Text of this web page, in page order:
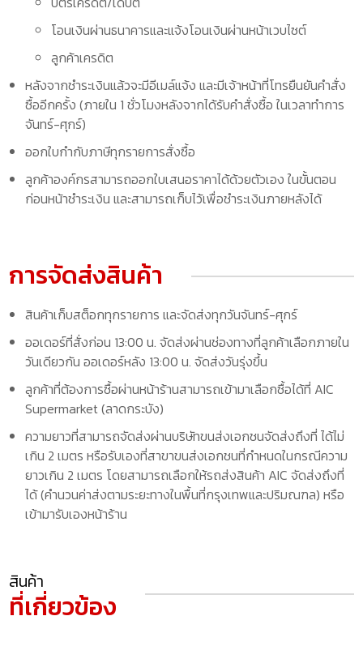
โอนเงินผ่านธนาคารและแจ้งโอนเงินผ่านหน้าเวบไซต์
ลูกค้าเครดิต
หลังจากชำระเงินแล้วจะมีอีเมล์แจ้ง และมีเจ้าหน้าที่โทรยืนยันคำสั่ง
ซื้ออีกครั้ง (ภายใน 1 ชั่วโมงหลังจากได้รับคำสั่งซื้อ ในเวลาทำการ
จันทร์-ศุกร์)
ออกใบกำกับภาษีทุกรายการสั่งซื้อ
ลูกค้าองค์กรสามารถออกใบเสนอราคาได้ด้วยตัวเอง ในขั้นตอน
ก่อนหน้าชำระเงิน และสามารถเก็บไว้เพื่อชำระเงินภายหลังได้
การจัดส่งสินค้า
สินค้าเก็บสต็อกทุกรายการ และจัดส่งทุกวันจันทร์-ศุกร์
ออเดอร์ที่สั่งก่อน 13:00 น. จัดส่งผ่านช่องทางที่ลูกค้าเลือกภายใน
วันเดียวกัน ออเดอร์หลัง 13:00 น. จัดส่งวันรุ่งขึ้น
ลูกค้าที่ต้องการซื้อผ่านหน้าร้านสามารถเข้ามาเลือกซื้อได้ที่ AIC
Supermarket (ลาดกระบัง)
ความยาวที่สามารถจัดส่งผ่านบริษัทขนส่งเอกชนจัดส่งถึงที่ ได้ไม่
เกิน 2 เมตร หรือรับเองที่สาขาขนส่งเอกชนที่กำหนดในกรณีความ
ยาวเกิน 2 เมตร โดยสามารถเลือกให้รถส่งสินค้า AIC จัดส่งถึงที่
ได้ (คำนวนค่าส่งตามระยะทางในพื้นที่กรุงเทพและปริมณฑล) หรือ
เข้ามารับเองหน้าร้าน
สินค้า
ที่เกี่ยวข้อง